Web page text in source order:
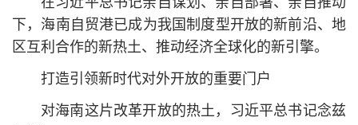
在习近平总书记亲自谋划、亲自部署、亲自推动
下，海南自贸港已成为我国制度型开放的新前沿、地
区互利合作的新热土、推动经济全球化的新引擎。
打造引领新时代对外开放的重要门户
对海南这片改革开放的热土，习近平总书记念兹